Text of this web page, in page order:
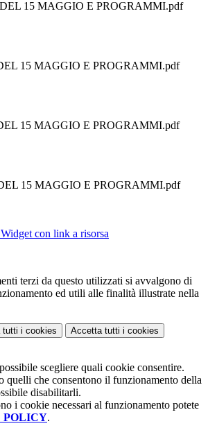
15 MAGGIO E PROGRAMMI.pdf
15 MAGGIO E PROGRAMMI.pdf
15 MAGGIO E PROGRAMMI.pdf
15 MAGGIO E PROGRAMMI.pdf
Widget con link a risorsa
terzi da questo utilizzati si avvalgono di
ed utili alle finalità illustrate nella
tutti i cookies Accetta tutti i cookies
scegliere quali cookie consentire.
quelli che consentono il funzionamento della
disabilitarli.
i cookie necessari al funzionamento potete
POLICY.